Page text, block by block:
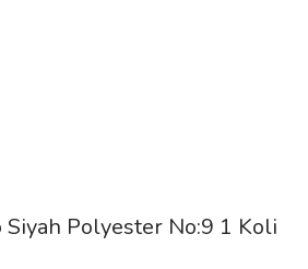
Siyah Polyester No:9 1 Koli